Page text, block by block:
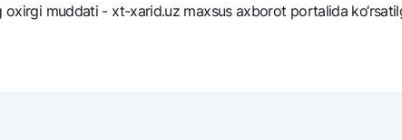
oxirgi muddati - xt-xarid.uz maxsus axborot portalida